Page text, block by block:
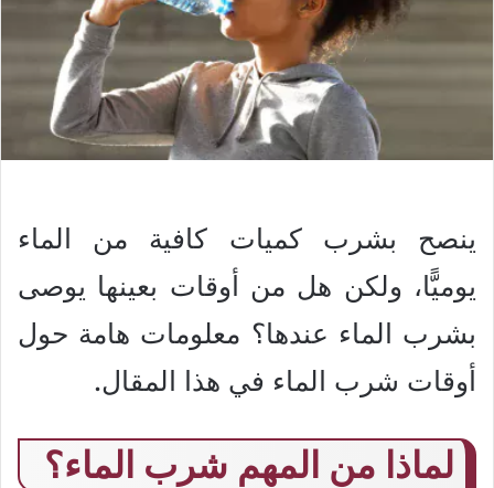
ينصح بشرب كميات كافية من الماء
يوميًّا، ولكن هل من أوقات بعينها يوصى
بشرب الماء عندها؟ معلومات هامة حول
أوقات شرب الماء في هذا المقال.
لماذا من المهم شرب الماء؟